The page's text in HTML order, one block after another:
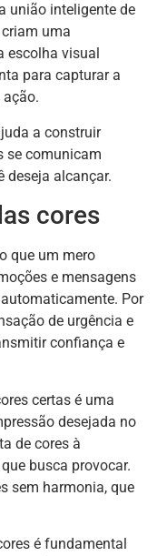
união inteligente de
uma
escolha visual
para capturar a
a construir
se comunicam
deseja alcançar.
cores
que um mero
e mensagens
Por
de urgência e
confiança e
certas é uma
desejada no
de cores à
busca provocar.
sem harmonia, que
é fundamental